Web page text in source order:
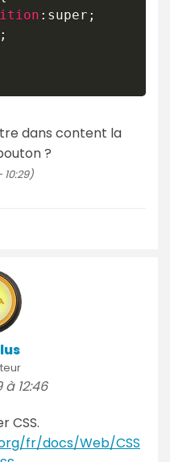
: super ;
;
dans content la
?
10:29)
à 12:46
CSS.
fr/docs/Web/CSS